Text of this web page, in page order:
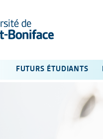
FUTURS ÉTUDIANTS